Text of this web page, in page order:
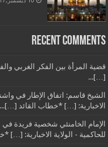
Recent Comments
قضية المرأة بين الفكر الغربي
[…]...
الشيخ قاسم: اتفاق الإطار في
الاخبارية: […] *خطاب القائد […]...
الإمام الخامنئي شخصية فريدة
للحاكمية - الولاية الاخبارية: